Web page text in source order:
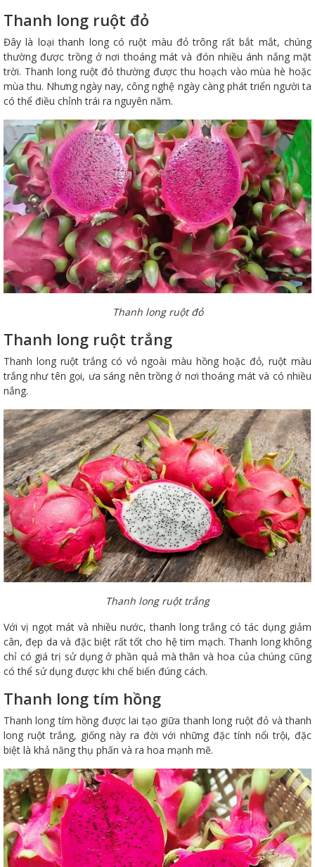
Thanh long ruột đỏ
Đây là loại thanh long có ruột màu đỏ trông rất bắt mắt, chúng
thường được trồng ở nơi thoáng mát và đón nhiều ánh nắng mặt
trời. Thanh long ruột đỏ thường được thu hoạch vào mùa hè hoặc
mùa thu. Nhưng ngày nay, công nghệ ngày càng phát triển người ta
có thể điều chỉnh trái ra nguyên năm.
Thanh long ruột đỏ
Thanh long ruột trắng
Thanh long ruột trắng có vỏ ngoài màu hồng hoặc đỏ, ruột màu
trắng như tên gọi, ưa sáng nên trồng ở nơi thoáng mát và có nhiều
nắng.
Thanh long ruột trắng
Với vị ngọt mát và nhiều nước, thanh long trắng có tác dụng giảm
cân, đẹp da và đặc biệt rất tốt cho hệ tim mạch. Thanh long không
chỉ có giá trị sử dụng ở phần quả mà thân và hoa của chúng cũng
có thể sử dụng được khi chế biến đúng cách.
Thanh long tím hồng
Thanh long tím hồng được lai tạo giữa thanh long ruột đỏ và thanh
long ruột trắng, giống này ra đời với những đặc tính nổi trội, đặc
biệt là khả năng thụ phấn và ra hoa mạnh mẽ.